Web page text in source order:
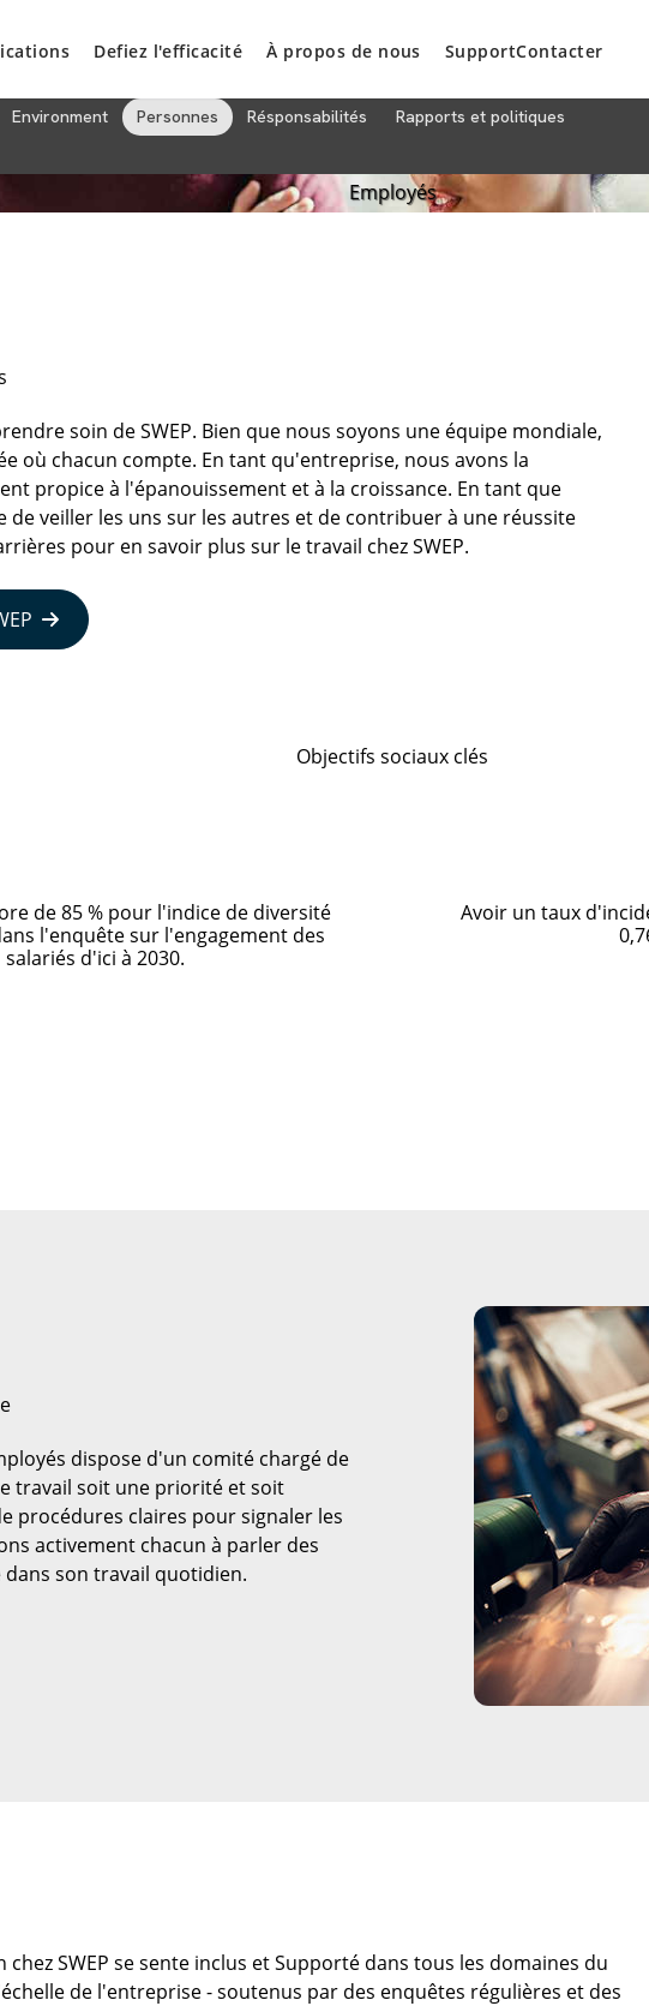
Defiez l'efficacité À propos de nous SupportContacter
Environment Personnes Résponsabilités Rapports et politiques
Employés
soin de SWEP. Bien que nous soyons une équipe mondiale,
où chacun compte. En tant qu'entreprise, nous avons la
propice à l'épanouissement et à la croissance. En tant que
veiller les uns sur les autres et de contribuer à une réussite
pour en savoir plus sur le travail chez SWEP.
Objectifs sociaux clés
de 85 % pour l'indice de diversité
l'enquête sur l'engagement des
salariés d'ici à 2030.
Avoir un taux
dispose d'un comité chargé de
travail soit une priorité et soit
procédures claires pour signaler les
activement chacun à parler des
son travail quotidien.
SWEP se sente inclus et Supporté dans tous les domaines du
de l'entreprise - soutenus par des enquêtes régulières et des